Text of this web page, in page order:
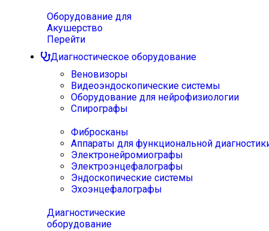
Оборудование для
Акушерство
Перейти
Диагностическое оборудование
Веновизоры
Видеоэндоскопические системы
Оборудование для нейрофизиологии
Спирографы
Фибросканы
Аппараты для функциональной
Электронейромиографы
Электроэнцефалографы
Эндоскопические системы
Эхоэнцефалографы
Диагностические
оборудование